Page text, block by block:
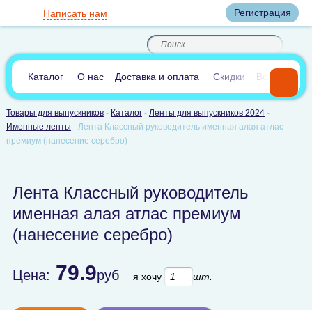
Регистрация
8(812)385-66-65
8(905) 700-70-04
По России звонок
бесплатный
(круглосуточно)
Написать нам
В сравнении:0
Каталог О нас Доставка и оплата Скидки Вопросы и
Товары для выпускников- Каталог- Ленты для выпускников 2024-
Именные ленты - Лента Классный руководитель именная алая атлас
премиум (нанесение серебро)
Лента Классный руководитель
именная алая атлас премиум
(нанесение серебро)
Цена: 79.9руб я хочу шт.